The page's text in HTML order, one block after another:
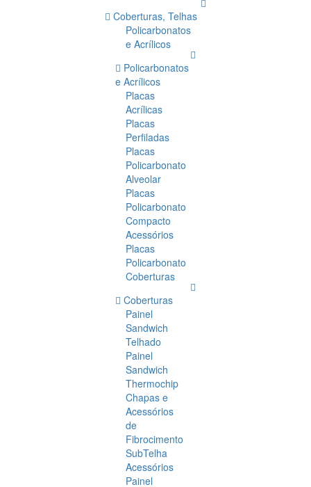
Coberturas, Telhas
Policarbonatos
e Acrílicos
Policarbonatos
e Acrílicos
Placas
Acrílicas
Placas
Perfiladas
Placas
Policarbonato
Alveolar
Placas
Policarbonato
Compacto
Acessórios
Placas
Policarbonato
Coberturas
Coberturas
Painel
Sandwich
Telhado
Painel
Sandwich
Thermochip
Chapas e
Acessórios
de
Fibrocimento
SubTelha
Acessórios
Painel